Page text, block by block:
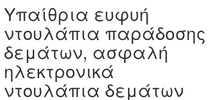
Υπαίθρια ευφυή
ντουλάπια παράδοσης
δεμάτων, ασφαλή
ηλεκτρονικά
ντουλάπια δεμάτων